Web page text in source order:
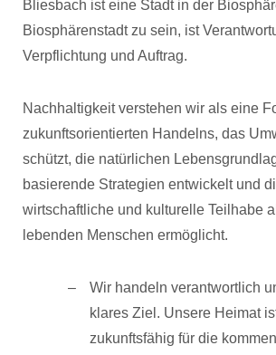
Bliesbach ist eine Stadt in der
Biosphärenstadt zu sein, ist
Verpflichtung und Auftrag.
Nachhaltigkeit verstehen wir als eine
zukunftsorientierten Handelns, das
schützt, die natürlichen
basierende Strategien entwickelt und
wirtschaftliche und kulturelle Teilhabe
lebenden Menschen ermöglicht.
Wir handeln verantwortlich
klares Ziel. Unsere Heimat
zukunftsfähig für die